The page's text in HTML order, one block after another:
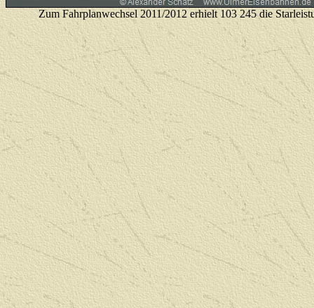
Zum Fahrplanwechsel 2011/2012 erhielt 103 245 die